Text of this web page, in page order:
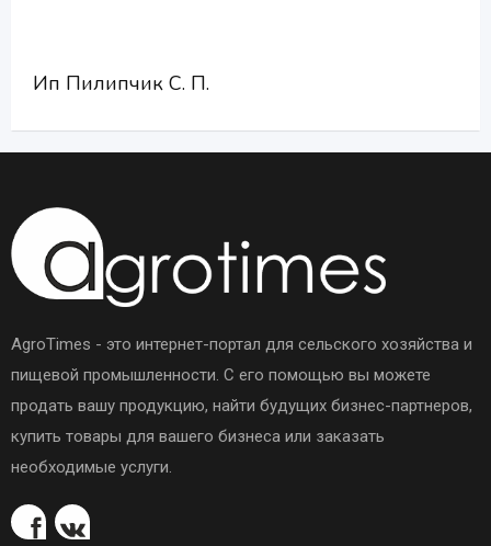
Ип Пилипчик С. П.
AgroTimes - это интернет-портал для сельского хозяйства и
пищевой промышленности. С его помощью вы можете
продать вашу продукцию, найти будущих бизнес-партнеров,
купить товары для вашего бизнеса или заказать
необходимые услуги.